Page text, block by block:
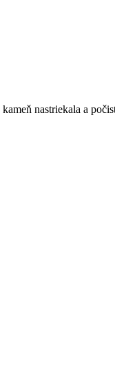
nastriekala a